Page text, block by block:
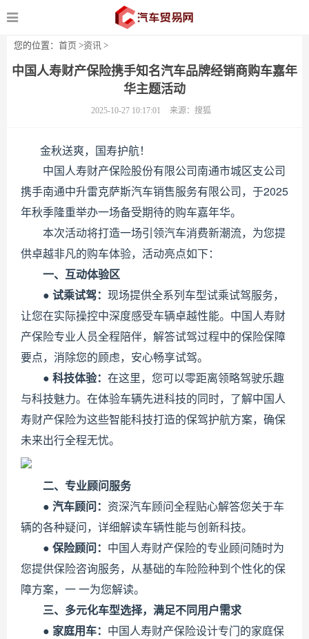
您的位置： 首页 >资讯 >
中国人寿财产保险携手知名汽车品牌经销商购车嘉年
华主题活动
2025-10-27 10:17:01 来源：搜狐
金秋送爽，国寿护航！
中国人寿财产保险股份有限公司南通市城区支公司
携手南通中升雷克萨斯汽车销售服务有限公司，于2025
年秋季隆重举办一场备受期待的购车嘉年华。
本次活动将打造一场引领汽车消费新潮流，为您提
供卓越非凡的购车体验，活动亮点如下：
一、互动体验区
● 试乘试驾： 现场提供全系列车型试乘试驾服务，
让您在实际操控中深度感受车辆卓越性能。中国人寿财
产保险专业人员全程陪伴，解答试驾过程中的保险保障
要点，消除您的顾虑，安心畅享试驾。
● 科技体验： 在这里，您可以零距离领略驾驶乐趣
与科技魅力。在体验车辆先进科技的同时，了解中国人
寿财产保险为这些智能科技打造的保驾护航方案，确保
未来出行全程无忧。
二、专业顾问服务
● 汽车顾问： 资深汽车顾问全程贴心解答您关于车
辆的各种疑问，详细解读车辆性能与创新科技。
● 保险顾问： 中国人寿财产保险的专业顾问随时为
您提供保险咨询服务，从基础的车险险种到个性化的保
障方案，一 一为您解读。
三、多元化车型选择，满足不同用户需求
● 家庭用车： 中国人寿财产保险设计专门的家庭保